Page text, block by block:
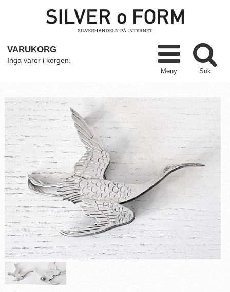
Sök
Meny
VARUKORG
Inga varor i korgen.